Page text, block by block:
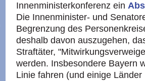
Innenministerkonferenz ein
Die Innenminister- und
Begrenzung des
deshalb davon auszugehen,
Straftäter,
werden. Insbesondere Bayern
Linie fahren (und einige